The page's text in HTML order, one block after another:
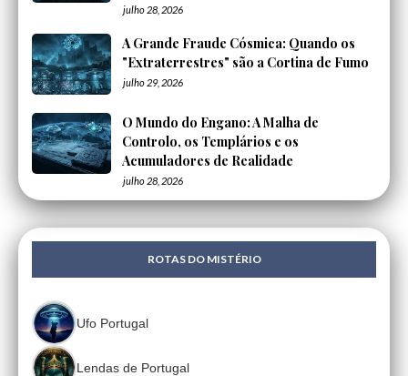
julho 28, 2026
A Grande Fraude Cósmica: Quando os
"Extraterrestres" são a Cortina de Fumo
julho 29, 2026
O Mundo do Engano: A Malha de
Controlo, os Templários e os
Acumuladores de Realidade
julho 28, 2026
ROTAS DO MISTÉRIO
Ufo Portugal
Lendas de Portugal